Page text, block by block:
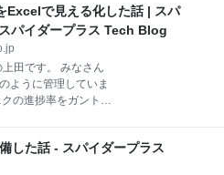
コンポーネント開発
実現性検証や技術面か
要
の場合は会社のこ
合はサービスのこと
の特徴 2. スパイ
開発で
を選択した理由
苦労したところ
T
で見える化した話 | スパ
パイダープラス Tech Blog
田です。 みなさん
ように管理していま
の進捗率をガントチ
で見える化してガン
と思います。 ※公開
した話 - スパイダープラス